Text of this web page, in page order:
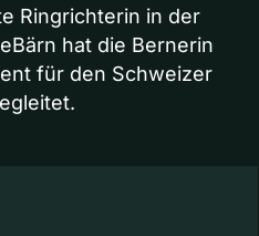
Ringrichterin in der
hat die Bernerin
für den Schweizer